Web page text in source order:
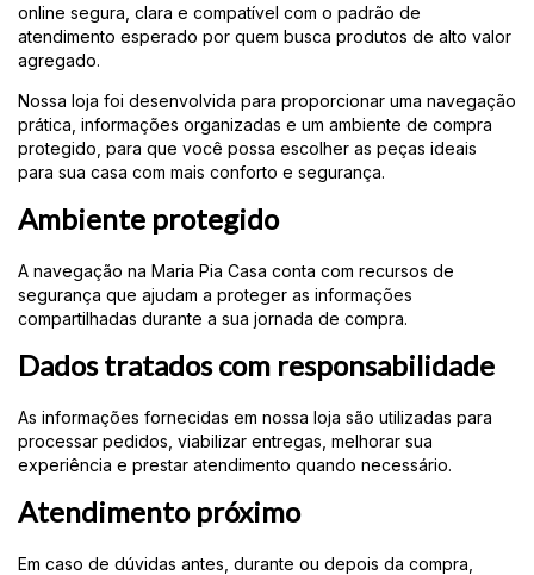
online segura, clara e compatível com o padrão de
atendimento esperado por quem busca produtos de alto valor
agregado.
Nossa loja foi desenvolvida para proporcionar uma navegação
prática, informações organizadas e um ambiente de compra
protegido, para que você possa escolher as peças ideais
para sua casa com mais conforto e segurança.
Ambiente protegido
A navegação na Maria Pia Casa conta com recursos de
segurança que ajudam a proteger as informações
compartilhadas durante a sua jornada de compra.
Dados tratados com responsabilidade
As informações fornecidas em nossa loja são utilizadas para
processar pedidos, viabilizar entregas, melhorar sua
experiência e prestar atendimento quando necessário.
Atendimento próximo
Em caso de dúvidas antes, durante ou depois da compra,